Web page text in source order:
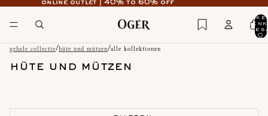
online outlet | 40% to 60% off
online outlet | 40% to 60% off
0
gehele collectie/hüte und mützen/alle kollektionen
hüte und mützen